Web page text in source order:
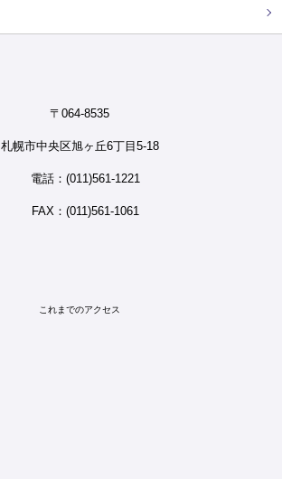
〒064-8535
札幌市中央区旭ヶ丘6丁目5-18
電話：(011)561-1221
FAX：(011)561-1061
これまでのアクセス